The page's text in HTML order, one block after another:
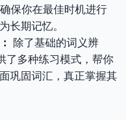
保你在最佳时机进行
长期记忆。
除了基础的词义辨
了多种练习模式，帮你
巩固词汇，真正掌握其